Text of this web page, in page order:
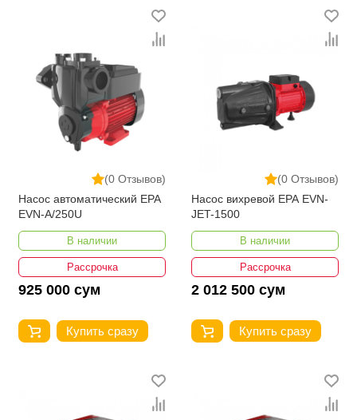
(0 Отзывов)
Насос автоматический EPA
EVN-A/250U
В наличии
Рассрочка
925 000 сум
Купить сразу
(0 Отзывов)
Насос вихревой EPA EVN-
JET-1500
В наличии
Рассрочка
2 012 500 сум
Купить сразу